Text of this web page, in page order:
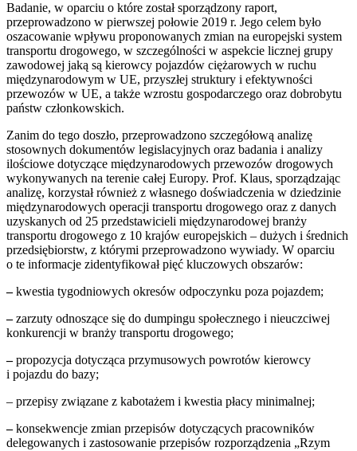
Badanie, w oparciu o które został sporządzony raport,
przeprowadzono w pierwszej połowie 2019 r. Jego celem było
oszacowanie wpływu proponowanych zmian na europejski system
transportu drogowego, w szczególności w aspekcie licznej grupy
zawodowej jaką są kierowcy pojazdów ciężarowych w ruchu
międzynarodowym w UE, przyszłej struktury i efektywności
przewozów w UE, a także wzrostu gospodarczego oraz dobrobytu
państw członkowskich.
Zanim do tego doszło, przeprowadzono szczegółową analizę
stosownych dokumentów legislacyjnych oraz badania i analizy
ilościowe dotyczące międzynarodowych przewozów drogowych
wykonywanych na terenie całej Europy. Prof. Klaus, sporządzając
analizę, korzystał również z własnego doświadczenia w dziedzinie
międzynarodowych operacji transportu drogowego oraz z danych
uzyskanych od 25 przedstawicieli międzynarodowej branży
transportu drogowego z 10 krajów europejskich – dużych i średnich
przedsiębiorstw, z którymi przeprowadzono wywiady. W oparciu
o te informacje zidentyfikował pięć kluczowych obszarów:
–kwestia tygodniowych okresów odpoczynku poza pojazdem;
–zarzuty odnoszące się do dumpingu społecznego i nieuczciwej
konkurencji w branży transportu drogowego;
–propozycja dotycząca przymusowych powrotów kierowcy
i pojazdu do bazy;
– przepisy związane z kabotażem i kwestia płacy minimalnej;
–konsekwencje zmian przepisów dotyczących pracowników
delegowanych i zastosowanie przepisów rozporządzenia „Rzym